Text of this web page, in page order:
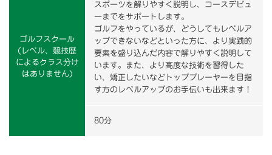
ゴルフスクール
(レベル、競技歴
によるクラス分け
はありません)
スポーツを解りやすく説明し、コースデビュ
ーまでをサポートします。
ゴルフをやっているが、どうしてもレベルア
ップできないなどといった方に、より実践的
要素を盛り込んだ内容で解りやすく説明して
います。また、より高度な技術を習得した
い、矯正したいなどトッププレーヤーを目指
す方のレベルアップのお手伝いも出来ます！
80分